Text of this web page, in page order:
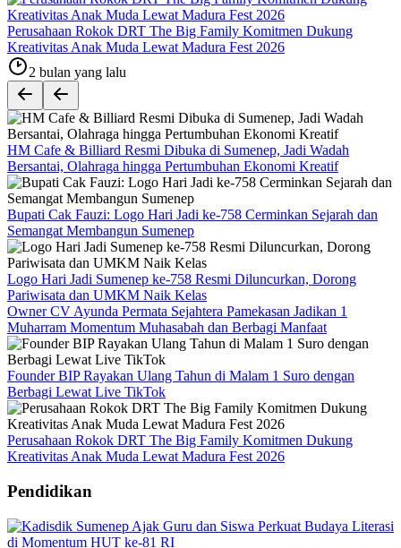
Perusahaan Rokok DRT The Big Family Komitmen Dukung
Kreativitas Anak Muda Lewat Madura Fest 2026
2 bulan yang lalu
HM Cafe & Billiard Resmi Dibuka di Sumenep, Jadi Wadah
Bersantai, Olahraga hingga Pertumbuhan Ekonomi Kreatif
Bupati Cak Fauzi: Logo Hari Jadi ke-758 Cerminkan Sejarah dan
Semangat Membangun Sumenep
Logo Hari Jadi Sumenep ke-758 Resmi Diluncurkan, Dorong
Pariwisata dan UMKM Naik Kelas
Owner CV Ayunda Permata Sejahtera Pamekasan Jadikan 1
Muharram Momentum Muhasabah dan Berbagi Manfaat
Founder BIP Rayakan Ulang Tahun di Malam 1 Suro dengan
Berbagi Lewat Live TikTok
Perusahaan Rokok DRT The Big Family Komitmen Dukung
Kreativitas Anak Muda Lewat Madura Fest 2026
Pendidikan